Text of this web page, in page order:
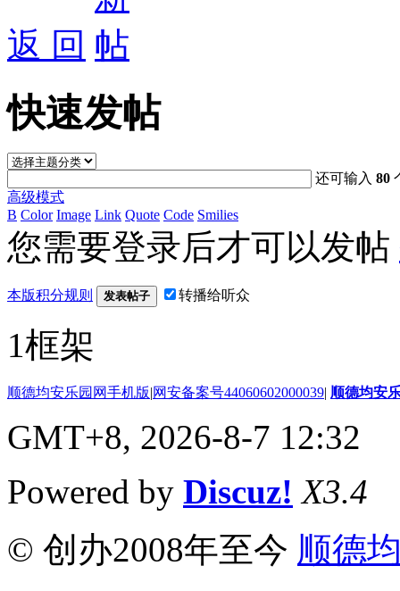
返 回
快速发帖
还可输入80
高级模式
B Color Image Link Quote Code Smilies
您需要登录后才可以发帖
本版积分规则 发表帖子 转播给听众
1框架
顺德均安乐园网手机版|网安备案号44060602000039| 顺德均安
GMT+8, 2026-8-7 12:32
Powered by Discuz! X3.4
© 创办2008年至今 顺德